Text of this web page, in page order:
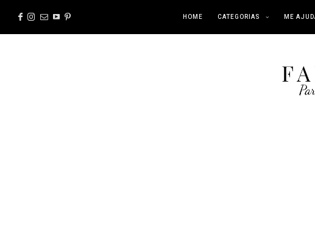
HOME CATEGORIAS ME